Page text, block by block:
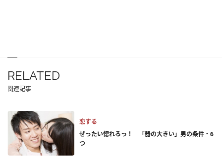
RELATED
関連記事
恋する
ぜったい惚れるっ！ 「器の大きい」男の条件・6
つ